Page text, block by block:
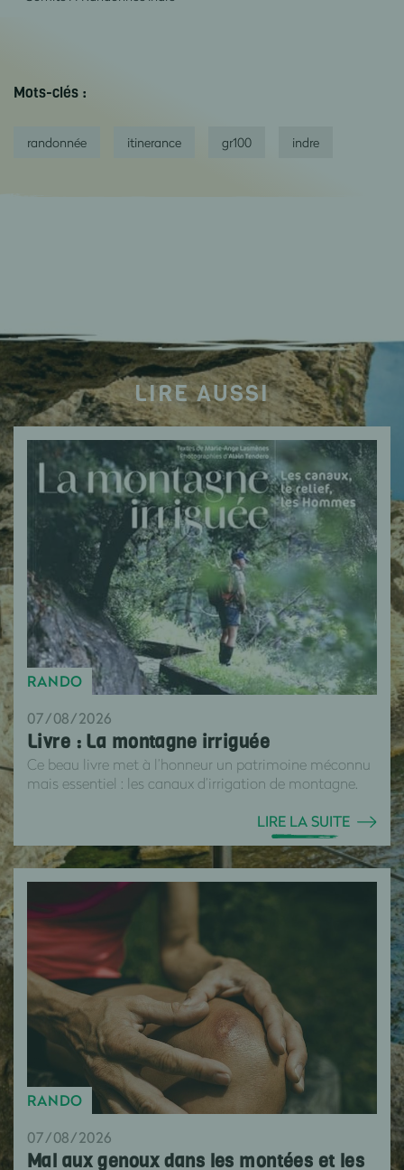
Mots-clés :
randonnée itinerance gr100 indre
LIRE AUSSI
RANDO
07/08/2026
Livre : La montagne irriguée
Ce beau livre met à l’honneur un patrimoine méconnu
mais essentiel : les canaux d’irrigation de montagne.
LIRE LA SUITE
RANDO
07/08/2026
Mal aux genoux dans les montées et les